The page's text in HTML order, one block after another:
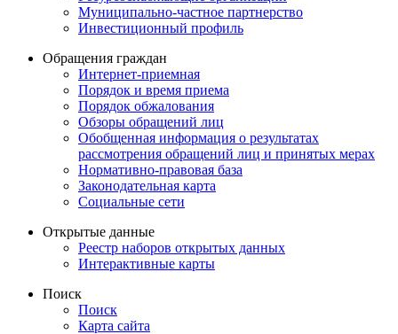
Муниципально-частное партнерство
Инвестиционный профиль
Обращения граждан
Интернет-приемная
Порядок и время приема
Порядок обжалования
Обзоры обращений лиц
Обобщенная информация о результатах
рассмотрения обращений лиц и принятых мерах
Нормативно-правовая база
Законодательная карта
Социальные сети
Открытые данные
Реестр наборов открытых данных
Интерактивные карты
Поиск
Поиск
Карта сайта